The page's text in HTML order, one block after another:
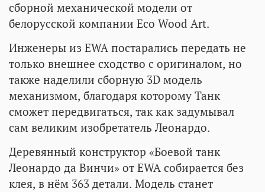
сборной механической модели от
белорусской компании Eco Wood Art.
Инженеры из EWA постарались передать не
только внешнее сходство с оригиналом, но
также наделили сборную 3D модель
механизмом, благодаря которому Танк
сможет передвигаться, так как задумывал
сам великим изобретатель Леонардо.
Деревянный конструктор «Боевой танк
Леонардо да Винчи» от EWA собирается без
клея, в нём 363 детали. Модель станет